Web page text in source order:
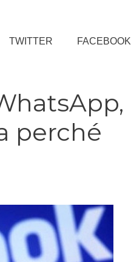
TWITTER FACEBOOK
perché